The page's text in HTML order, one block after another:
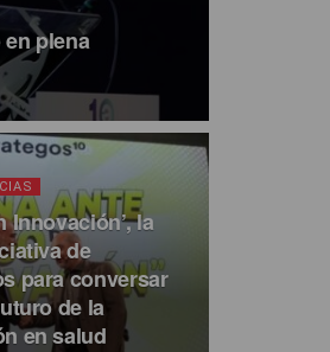
plena
Innovación’, la
de
para conversar
de la
en salud